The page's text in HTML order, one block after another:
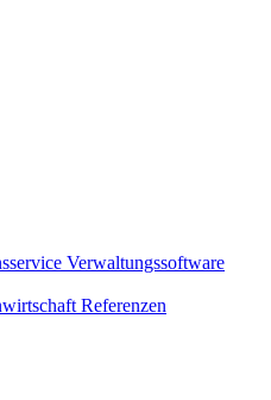
Verwaltungssoftware
Referenzen